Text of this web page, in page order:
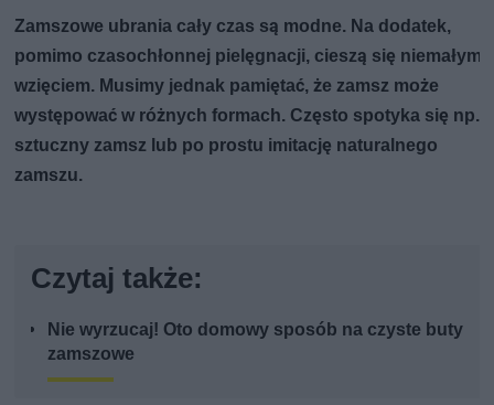
Zamszowe ubrania cały czas są modne. Na dodatek,
pomimo czasochłonnej pielęgnacji, cieszą się niemałym
wzięciem. Musimy jednak pamiętać, że zamsz może
występować w różnych formach. Często spotyka się np.
sztuczny zamsz lub po prostu imitację naturalnego
zamszu.
Czytaj także:
Nie wyrzucaj! Oto domowy sposób na czyste buty
zamszowe